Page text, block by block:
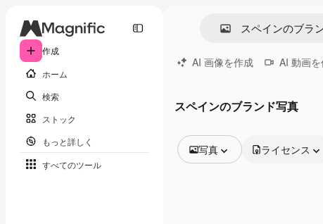
作成
ホーム
検索
ストック
もっと詳しく
すべてのツール
AI 画像を作成 AI 動画
スペインのブランド写真
写真 ライセンス